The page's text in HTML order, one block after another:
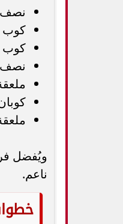
نصف
كوب
كوب
نصف
ويُفضل
ناعم.